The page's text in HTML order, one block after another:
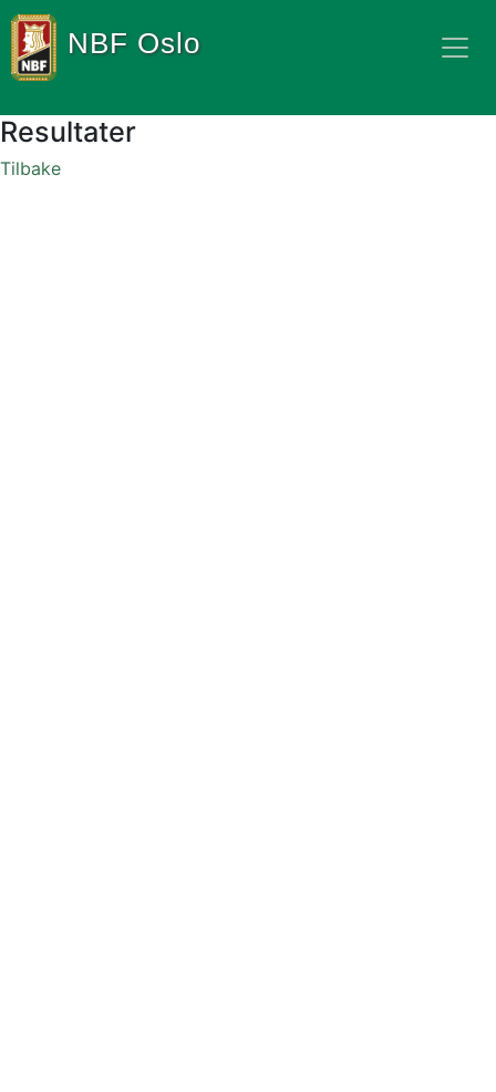
NBF Oslo
Resultater
Tilbake